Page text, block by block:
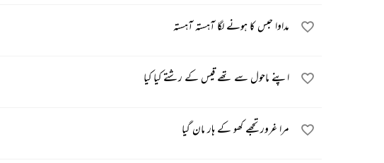
مداوا حبس کا ہونے لگا آہستہ آہستہ
اپنے ماحول سے تھے قیس کے رشتے کیا کیا
مرا غرور تجھے کھو کے ہار مان گیا